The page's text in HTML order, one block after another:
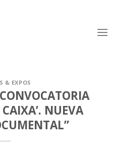
& EXPOS
CAIXA’. NUEVA